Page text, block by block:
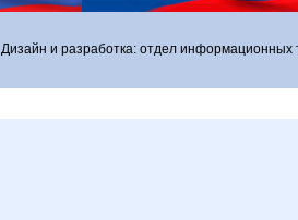
Дизайн и разработка: отдел информационных